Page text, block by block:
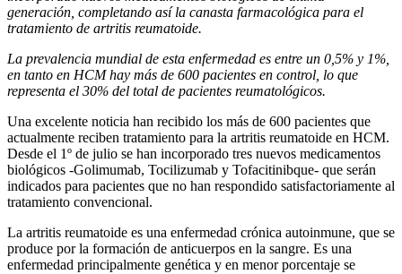
generación, completando así la canasta farmacológica para el
tratamiento de artritis reumatoide.
La prevalencia mundial de esta enfermedad es entre un 0,5% y 1%,
en tanto en HCM hay más de 600 pacientes en control, lo que
representa el 30% del total de pacientes reumatológicos.
Una excelente noticia han recibido los más de 600 pacientes que
actualmente reciben tratamiento para la artritis reumatoide en HCM.
Desde el 1º de julio se han incorporado tres nuevos medicamentos
biológicos -Golimumab, Tocilizumab y Tofacitinibque- que serán
indicados para pacientes que no han respondido satisfactoriamente al
tratamiento convencional.
La artritis reumatoide es una enfermedad crónica autoinmune, que se
produce por la formación de anticuerpos en la sangre. Es una
enfermedad principalmente genética y en menor porcentaje se